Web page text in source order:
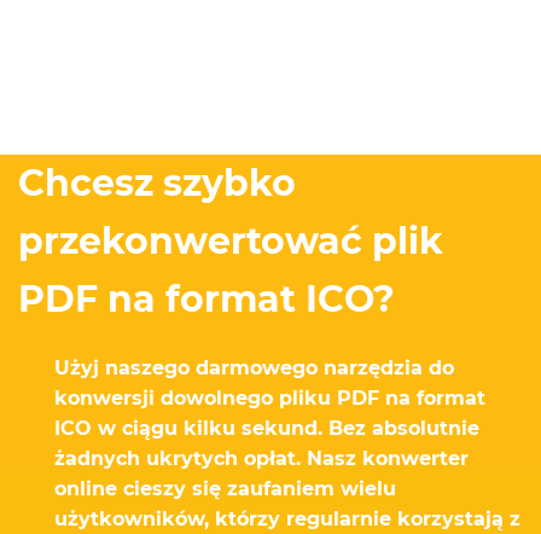
Chcesz szybko
przekonwertować plik
PDF na format ICO?
Użyj naszego darmowego narzędzia do
konwersji dowolnego pliku PDF na format
ICO w ciągu kilku sekund. Bez absolutnie
żadnych ukrytych opłat. Nasz konwerter
online cieszy się zaufaniem wielu
użytkowników, którzy regularnie korzystają z